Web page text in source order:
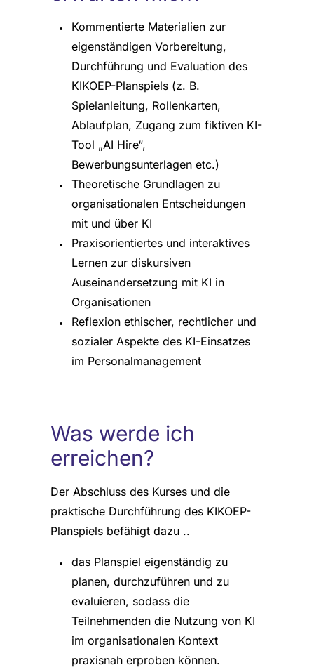
Kommentierte Materialien zur
eigenständigen Vorbereitung,
Durchführung und Evaluation des
KIKOEP-Planspiels (z. B.
Spielanleitung, Rollenkarten,
Ablaufplan, Zugang zum fiktiven KI-
Tool „AI Hire“,
Bewerbungsunterlagen etc.)
Theoretische Grundlagen zu
organisationalen Entscheidungen
mit und über KI
Praxisorientiertes und interaktives
Lernen zur diskursiven
Auseinandersetzung mit KI in
Organisationen
Reflexion ethischer, rechtlicher und
sozialer Aspekte des KI-Einsatzes
im Personalmanagement
Was werde ich
erreichen?
Der Abschluss des Kurses und die
praktische Durchführung des KIKOEP-
Planspiels befähigt dazu ..
das Planspiel eigenständig zu
planen, durchzuführen und zu
evaluieren, sodass die
Teilnehmenden die Nutzung von KI
im organisationalen Kontext
praxisnah erproben können.